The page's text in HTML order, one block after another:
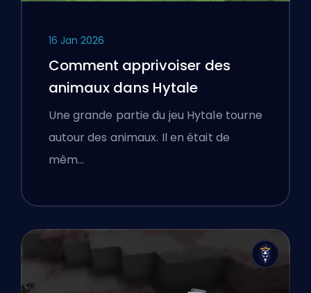
16 Jan 2026
Comment apprivoiser des
animaux dans Hytale
Une grande partie du jeu Hytale tourne
autour des animaux. Il en était de
mêm…